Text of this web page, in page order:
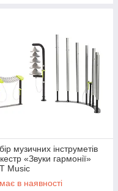
музичних інструметів
«Звуки гармонії»
Music
в наявності